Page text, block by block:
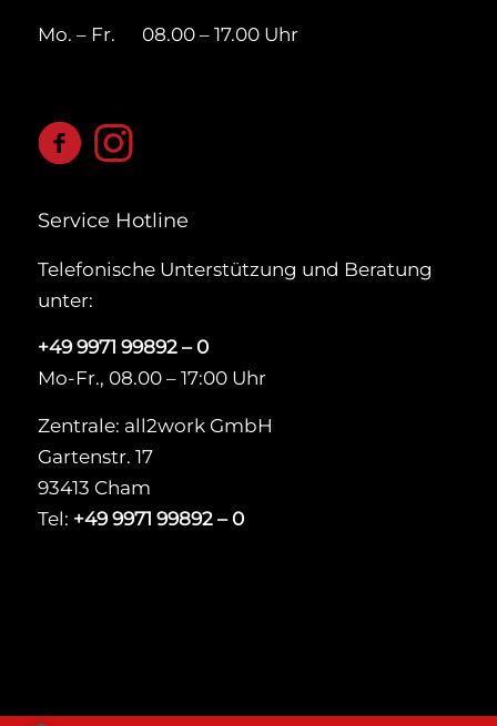
Mo. – Fr. 08.00 – 17.00 Uhr
Service Hotline
Telefonische Unterstützung und Beratung
unter:
+49 9971 99892 – 0
Mo-Fr., 08.00 – 17:00 Uhr
Zentrale: all2work GmbH
Gartenstr. 17
93413 Cham
Tel: +49 9971 99892 – 0